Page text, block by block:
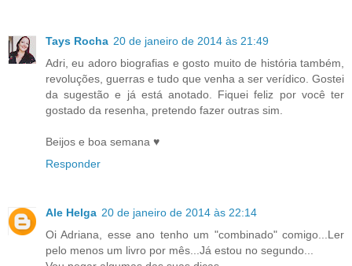
Tays Rocha 20 de janeiro de 2014 às 21:49
Adri, eu adoro biografias e gosto muito de história também,
revoluções, guerras e tudo que venha a ser verídico. Gostei
da sugestão e já está anotado. Fiquei feliz por você ter
gostado da resenha, pretendo fazer outras sim.
Beijos e boa semana ♥
Responder
Ale Helga 20 de janeiro de 2014 às 22:14
Oi Adriana, esse ano tenho um "combinado" comigo...Ler
pelo menos um livro por mês...Já estou no segundo...